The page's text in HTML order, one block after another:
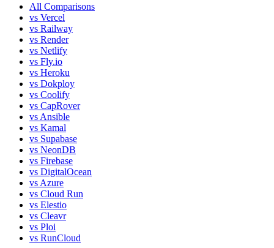
All Comparisons
vs Vercel
vs Railway
vs Render
vs Netlify
vs Fly.io
vs Heroku
vs Dokploy
vs Coolify
vs CapRover
vs Ansible
vs Kamal
vs Supabase
vs NeonDB
vs Firebase
vs DigitalOcean
vs Azure
vs Cloud Run
vs Elestio
vs Cleavr
vs Ploi
vs RunCloud